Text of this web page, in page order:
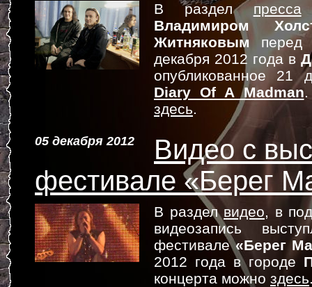
В разделпресса
Владимиром
Житняковым перед
декабря 2012 года в
опубликованное 21
Diary Of A Madman
здесь.
05 декабря 2012
Видео с
фестивале «Берег
В раздел видео, в
видеозапись
фестивале«Берег
2012 года в городе
концерта можно здесь